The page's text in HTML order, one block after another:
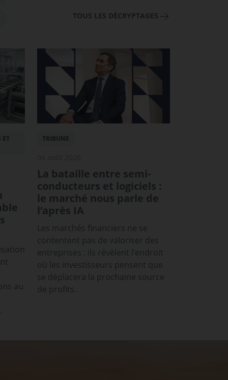
ET
au
TRIBUNE
La bataille entre semi-
conducteurs et logiciels :
le marché nous parle de
l’après IA
Les marchés financiers ne se
contentent pas de valoriser des
entreprises : ils révèlent l’endroit
où les investisseurs pensent que
se déplacera la prochaine source
de profits.
TOUS LES DÉCRYPTAGES